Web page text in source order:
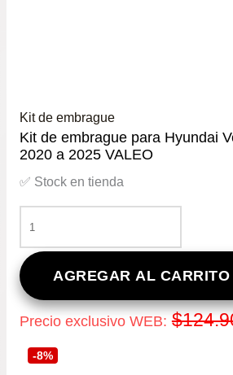
Kit de embrague
Kit de embrague para Hyundai
2020 a 2025 VALEO
✅ Stock en tienda
DE
EMBRAGUE
PARA
HYUNDAI
VERNA
1.4
2020
AGREGAR AL CARRITO
Precio exclusivo WEB: $
-8%